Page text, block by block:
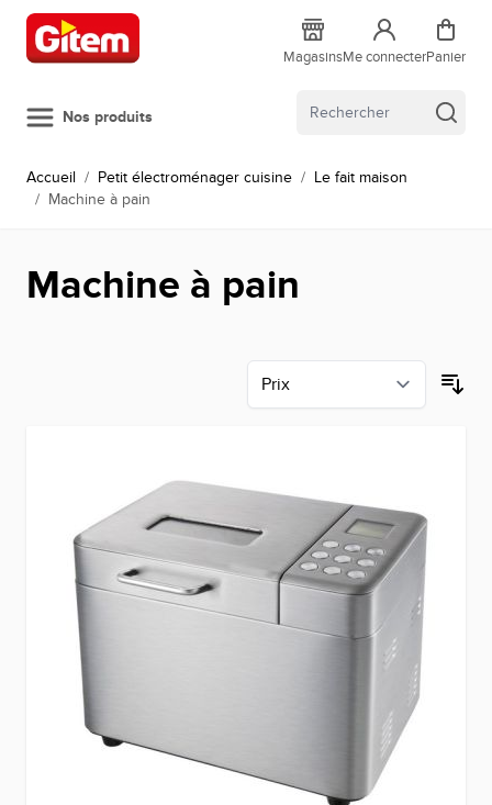
Allez au contenu
MagasinsMe connecterPanier
Nos produits
Accueil / Petit électroménager cuisine / Le fait maison
/ Machine à pain
Machine à pain